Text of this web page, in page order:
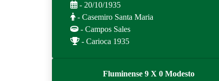
- 20/10/1935
- Casemiro Santa Maria
- Campos Sales
- Carioca 1935
Fluminense 9 X 0 Modesto